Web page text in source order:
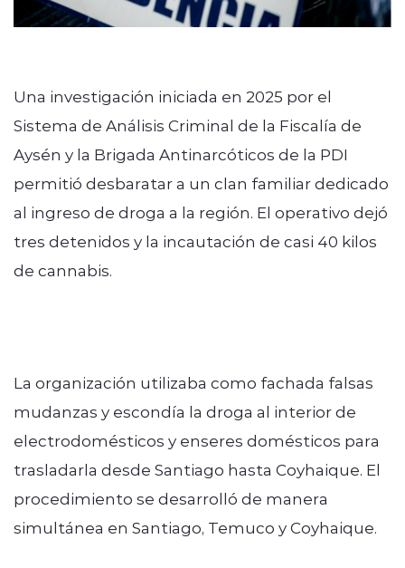
Una investigación iniciada en 2025 por el
Sistema de Análisis Criminal de la Fiscalía de
Aysén y la Brigada Antinarcóticos de la PDI
permitió desbaratar a un clan familiar dedicado
al ingreso de droga a la región. El operativo dejó
tres detenidos y la incautación de casi 40 kilos
de cannabis.
La organización utilizaba como fachada falsas
mudanzas y escondía la droga al interior de
electrodomésticos y enseres domésticos para
trasladarla desde Santiago hasta Coyhaique. El
procedimiento se desarrolló de manera
simultánea en Santiago, Temuco y Coyhaique.